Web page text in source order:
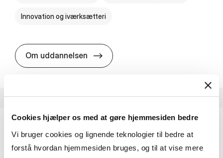
Cookies hjælper os med at gøre hjemmesiden bedre
Vi bruger cookies og lignende teknologier til bedre at
forstå hvordan hjemmesiden bruges, og til at vise mere
Innovation og iværksætteri
Om uddannelsen HA i pro­jekt­le­del­se
HA(fil.) - erhvervs­økonomi og fi­lo­so­fi